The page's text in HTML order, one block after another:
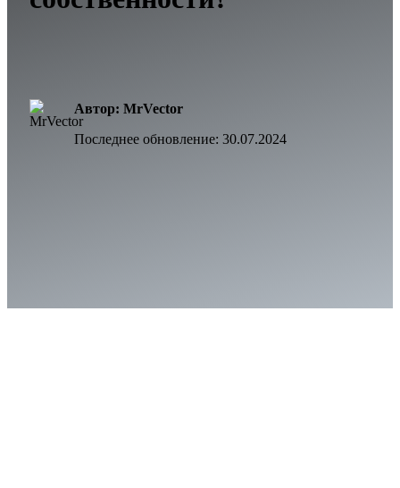
Автор: MrVector
Последнее обновление: 30.07.2024